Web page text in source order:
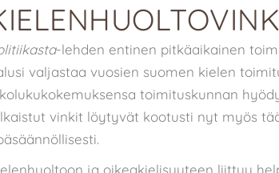
-lehden entinen pitkäaikainen
valjastaa vuosien suomen kielen
toimituskunnan
vinkit löytyvät kootusti nyt myös
ja oikeakielisyyteen liittyy